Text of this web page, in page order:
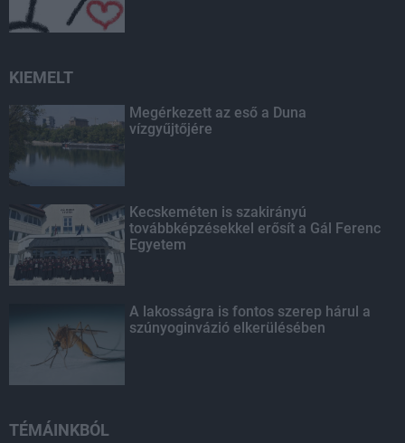
KIEMELT
Megérkezett az eső a Duna
vízgyűjtőjére
Kecskeméten is szakirányú
továbbképzésekkel erősít a Gál Ferenc
Egyetem
A lakosságra is fontos szerep hárul a
szúnyoginvázió elkerülésében
TÉMÁINKBÓL